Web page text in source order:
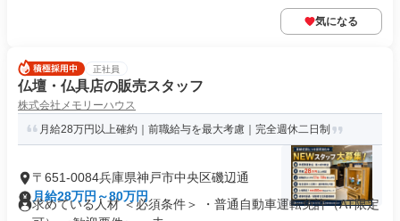
気になる
正社員
仏壇・仏具店の販売スタッフ
株式会社メモリーハウス
月給28万円以上確約｜前職給与を最大考慮｜完全週休二日制
〒651-0084兵庫県神戸市中央区磯辺通
月給28万円～80万円
求めている人材 ＜必須条件＞ ・普通自動車運転免許（AT限定